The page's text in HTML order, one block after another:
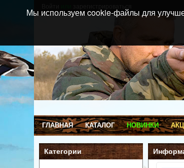
ГЛАВНАЯ КАТАЛОГ НОВИНКИ
Категории
Мы используем cookie-файлы для